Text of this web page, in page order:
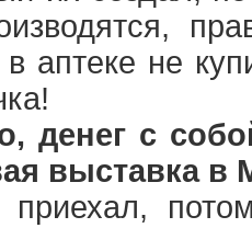
аптеке не
денег с
выставка в